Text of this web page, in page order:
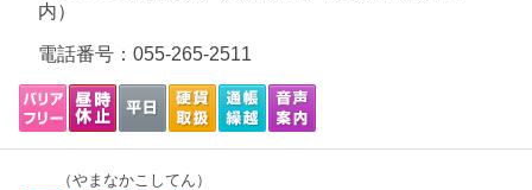
内）
電話番号： 055-265-2511
（やまなかこしてん）